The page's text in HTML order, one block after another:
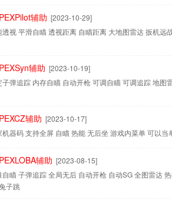
辅助 [2023-10-29]
视 平滑自瞄 透视距离 自瞄距离 大地图雷达 扳机远
辅助 [2023-10-19]
弹追踪 内存自瞄 自动开枪 可调自瞄 可调追踪 地图
辅助 [2023-10-17]
器码 支持全屏 自瞄 热能 无后坐 游戏内菜单 可以当
辅助 [2023-08-15]
瞄 子弹追踪 全局无后 自动开枪 自动SG 全图雷达
子跳